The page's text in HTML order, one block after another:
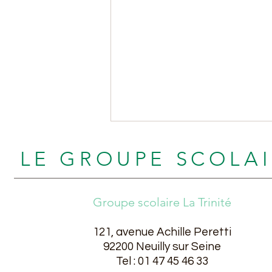
LE GROUPE
Groupe scolaire La Trinité
121, avenue Achille Peretti
92200 Neuilly sur Seine
Tel : 01 47 45 46 33